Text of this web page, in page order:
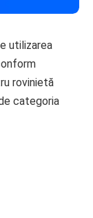
utilizarea
rovinietă
categoria